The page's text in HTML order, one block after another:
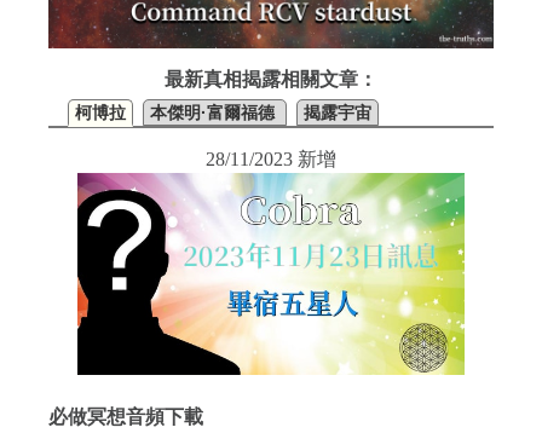
最新真相揭露相關文章：
柯博拉 本傑明·富爾福德 揭露宇宙
28/11/2023 新增
必做冥想音頻下載